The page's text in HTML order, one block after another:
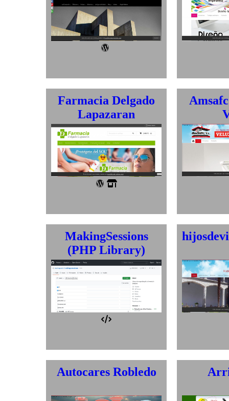
Farmacia Delgado
Lapazaran
Wordpress
Prestashop
MakingSessions
(PHP Library)
Desarrollo propio
Autocares Robledo